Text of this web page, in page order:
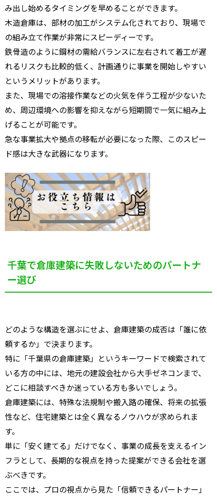
み出し始めるタイミングを早めることができます。
木造倉庫は、部材の加工がシステム化されており、現場で
の組み立て作業が非常にスピーディーです。
鉄骨造のように鋼材の需給バランスに左右されて着工が遅
れるリスクも比較的低く、計画通りに事業を開始しやすい
というメリットがあります。
また、現場での溶接作業などの火気を伴う工程が少ないた
め、周辺環境への影響を抑えながら短期間で一気に組み上
げることが可能です。
急な事業拡大や拠点の移転が必要になった際、このスピー
ド感は大きな武器になります。
千葉で倉庫建築に失敗しないためのパートナ
ー選び
どのような構造を選ぶにせよ、倉庫建築の成否は「誰に依
頼するか」で決まります。
特に「千葉県の倉庫建築」というキーワードで検索されて
いる方の中には、地元の建設会社から大手ゼネコンまで、
どこに相談すべきか迷っている方も多いでしょう。
倉庫建築には、特殊な法規制や搬入路の確保、将来の拡張
性など、住宅建築とは全く異なるノウハウが求められま
す。
単に「安く建てる」だけでなく、事業の成長を支えるイン
フラとして、長期的な視点を持った提案ができる会社を選
ぶべきです。
ここでは、プロの視点から見た「信頼できるパートナー」